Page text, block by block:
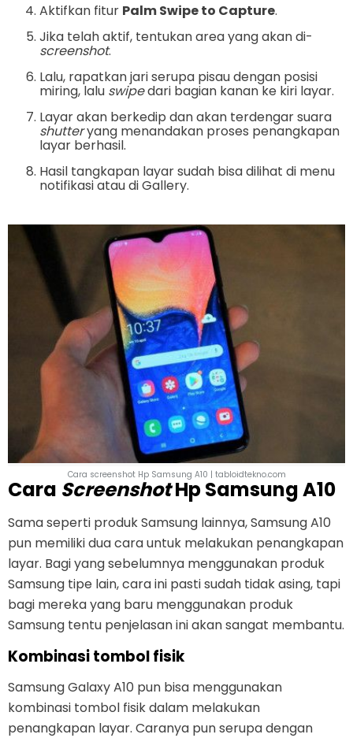
Aktifkan fitur Palm Swipe to Capture.
Jika telah aktif, tentukan area yang akan di-
screenshot.
Lalu, rapatkan jari serupa pisau dengan posisi
miring, lalu swipedari bagian kanan ke kiri layar.
Layar akan berkedip dan akan terdengar suara
shutteryang menandakan proses penangkapan
layar berhasil.
Hasil tangkapan layar sudah bisa dilihat di menu
notifikasi atau di Gallery.
Cara screenshot Hp Samsung A10 | tabloidtekno.com
Cara ScreenshotHp Samsung A10
Sama seperti produk Samsung lainnya, Samsung A10
pun memiliki dua cara untuk melakukan penangkapan
layar. Bagi yang sebelumnya menggunakan produk
Samsung tipe lain, cara ini pasti sudah tidak asing, tapi
bagi mereka yang baru menggunakan produk
Samsung tentu penjelasan ini akan sangat membantu.
Kombinasi tombol fisik
Samsung Galaxy A10 pun bisa menggunakan
kombinasi tombol fisik dalam melakukan
penangkapan layar. Caranya pun serupa dengan